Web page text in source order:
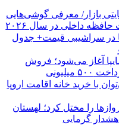
۱ ترابایتی بازار/ معرفی گوشی‌هایی
حافظه داخلی در سال ۲۰۲۶
در سراشیبی قیمت+ جدول
آغاز می‌شود؛ فروش
با خرید خانه اقامت اروپا
را مختل کرد؛ لهستان
گرمایی